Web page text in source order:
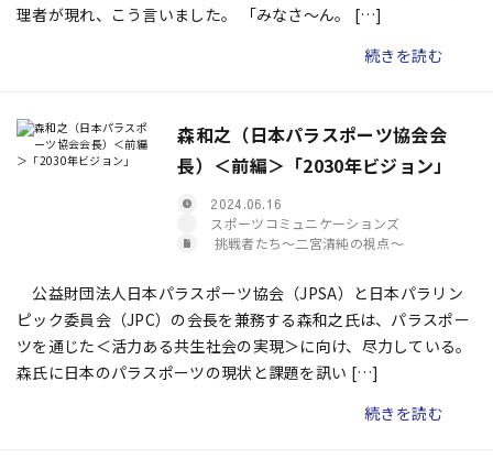
理者が現れ、こう言いました。 「みなさ～ん。 […]
続きを読む
森和之（日本パラスポーツ協会会
長）＜前編＞「2030年ビジョン」
2024.06.16
スポーツコミュニケーションズ
挑戦者たち〜二宮清純の視点〜
公益財団法人日本パラスポーツ協会（JPSA）と日本パラリン
ピック委員会（JPC）の会長を兼務する森和之氏は、パラスポー
ツを通じた＜活力ある共生社会の実現＞に向け、尽力している。
森氏に日本のパラスポーツの現状と課題を訊い […]
続きを読む